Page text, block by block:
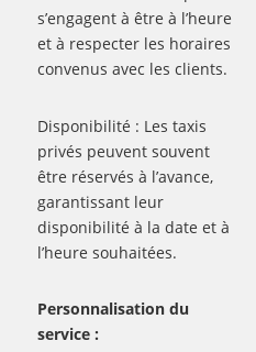
s’engagent à être à l’heure
et à respecter les horaires
convenus avec les clients.
Disponibilité : Les taxis
privés peuvent souvent
être réservés à l’avance,
garantissant leur
disponibilité à la date et à
l’heure souhaitées.
Personnalisation du
service :